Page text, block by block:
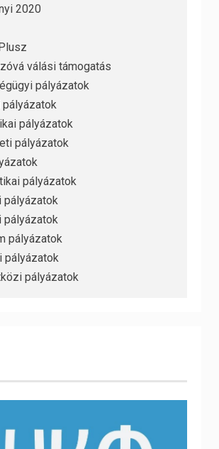
2020
válási támogatás
pályázatok
pályázatok
pályázatok
pályázatok
pályázatok
pályázatok
pályázatok
pályázatok
pályázatok
pályázatok